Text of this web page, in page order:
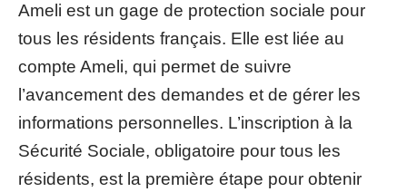
Ameli est un gage de protection sociale pour
tous les résidents français. Elle est liée au
compte Ameli, qui permet de suivre
l’avancement des demandes et de gérer les
informations personnelles. L’inscription à la
Sécurité Sociale, obligatoire pour tous les
résidents, est la première étape pour obtenir